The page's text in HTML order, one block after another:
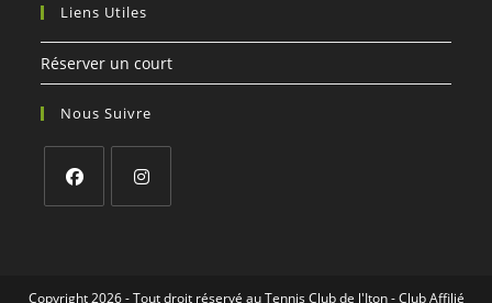
Liens Utiles
Réserver un court
Nous Suivre
Copyright 2026 - Tout droit réservé au Tennis Club de l'Iton - Club Affilié